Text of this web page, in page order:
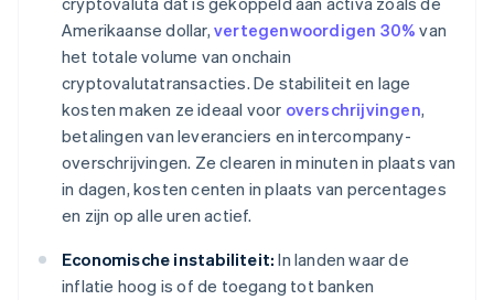
Amerikaanse dollar, vertegenwoordigen 30% van
het totale volume van onchain
cryptovalutatransacties. De stabiliteit en lage
kosten maken ze ideaal voor overschrijvingen,
betalingen van leveranciers en intercompany-
overschrijvingen. Ze clearen in minuten in plaats van
in dagen, kosten centen in plaats van percentages
en zijn op alle uren actief.
Economische instabiliteit: In landen waar de
inflatie hoog is of de toegang tot banken